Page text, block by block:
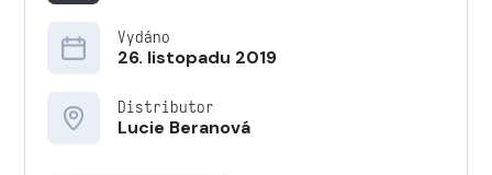
Vydáno
26. listopadu 2019
Distributor
Lucie Beranová